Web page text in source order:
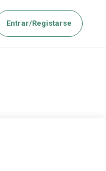
Entrar/Registarse